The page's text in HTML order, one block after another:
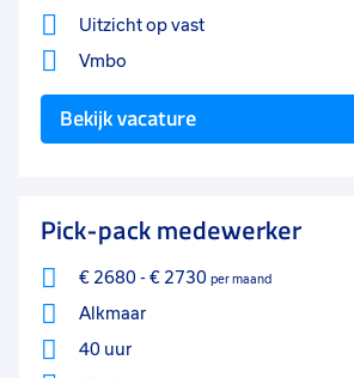
Uitzicht op vast
Vmbo
Bekijk vacature
Pick-pack medewerker
€ 2680- € 2730 per maand
Alkmaar
40 uur